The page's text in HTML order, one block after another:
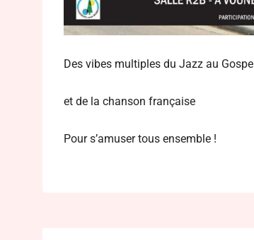
Des vibes multiples du Jazz au Gospel
et de la chanson française
Pour s’amuser tous ensemble !